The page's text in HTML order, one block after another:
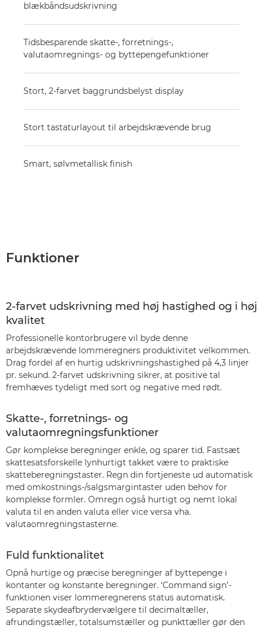
blækbåndsudskrivning
Tidsbesparende skatte-, forretnings-,
valutaomregnings- og byttepengefunktioner
Stort, 2-farvet baggrundsbelyst display
Stort tastaturlayout til arbejdskrævende brug
Smart, sølvmetallisk finish
Funktioner
2-farvet udskrivning med høj hastighed og i høj
kvalitet
Professionelle kontorbrugere vil byde denne
arbejdskrævende lommeregners produktivitet velkommen.
Drag fordel af en hurtig udskrivningshastighed på 4,3 linjer
pr. sekund. 2-farvet udskrivning sikrer, at positive tal
fremhæves tydeligt med sort og negative med rødt.
Skatte-, forretnings- og
valutaomregningsfunktioner
Gør komplekse beregninger enkle, og sparer tid. Fastsæt
skattesatsforskelle lynhurtigt takket være to praktiske
skatteberegningstaster. Regn din fortjeneste ud automatisk
med omkostnings-/salgsmargintaster uden behov for
komplekse formler. Omregn også hurtigt og nemt lokal
valuta til en anden valuta eller vice versa vha.
valutaomregningstasterne.
Fuld funktionalitet
Opnå hurtige og præcise beregninger af byttepenge i
kontanter og konstante beregninger. ‘Command sign’-
funktionen viser lommeregnerens status automatisk.
Separate skydeafbrydervælgere til decimaltæller,
afrundingstæller, totalsumstæller og punkttæller gør den